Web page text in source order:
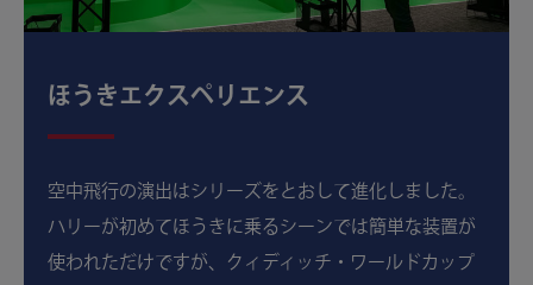
ほうきエクスペリエンス
空中飛行の演出はシリーズをとおして進化しました。
ハリーが初めてほうきに乗るシーンでは簡単な装置が
使われただけですが、クィディッチ・ワールドカップ